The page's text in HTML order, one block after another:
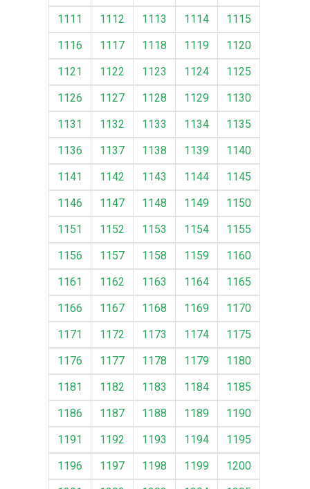
1111
1112 1113 1114
1115
1116
1117 1118 1119
1120
1121
1122 1123 1124
1125
1126
1127 1128 1129
1130
1131
1132 1133 1134
1135
1136
1137 1138 1139
1140
1141
1142 1143 1144
1145
1146
1147 1148 1149
1150
1151
1152 1153 1154
1155
1156
1157 1158 1159
1160
1161
1162 1163 1164
1165
1166
1167 1168 1169
1170
1171
1172 1173 1174
1175
1176
1177 1178 1179
1180
1181
1182 1183 1184
1185
1186
1187 1188 1189
1190
1191
1192 1193 1194
1195
1196
1197 1198 1199
1200